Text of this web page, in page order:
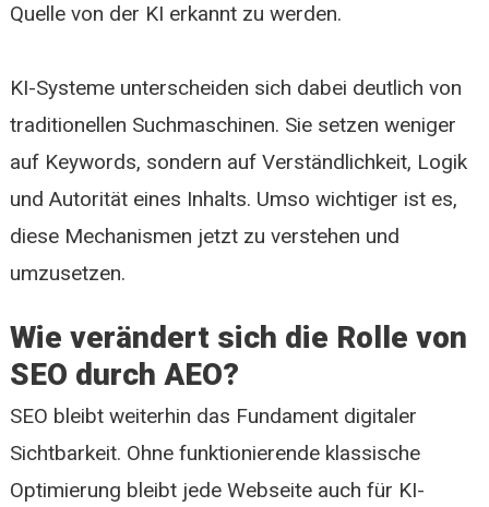
Quelle von der KI erkannt zu werden.
KI-Systeme unterscheiden sich dabei deutlich von
traditionellen Suchmaschinen. Sie setzen weniger
auf Keywords, sondern auf Verständlichkeit, Logik
und Autorität eines Inhalts. Umso wichtiger ist es,
diese Mechanismen jetzt zu verstehen und
umzusetzen.
Wie verändert sich die Rolle von
SEO durch AEO?
SEO bleibt weiterhin das Fundament digitaler
Sichtbarkeit. Ohne funktionierende klassische
Optimierung bleibt jede Webseite auch für KI-